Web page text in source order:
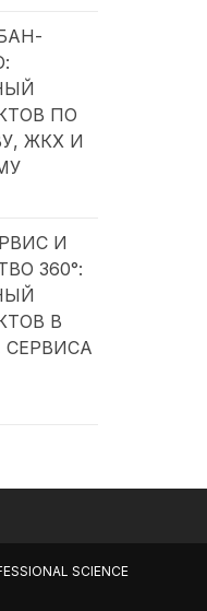
ПО
ЖКХ И
И
360°:
В
СЕРВИСА
SCIENCE